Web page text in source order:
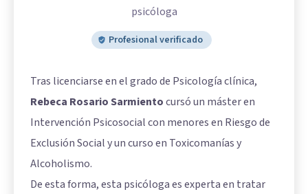
psicóloga
Profesional verificado
Tras licenciarse en el grado de Psicología clínica,
Rebeca Rosario Sarmientocursó un máster en
Intervención Psicosocial con menores en Riesgo de
Exclusión Social y un curso en Toxicomanías y
Alcoholismo.
De esta forma, esta psicóloga es experta en tratar